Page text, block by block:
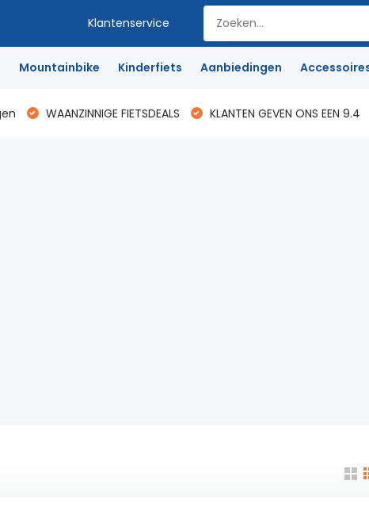
Klantenservice
Mountainbike Kinderfiets Aanbiedingen
WAANZINNIGE FIETSDEALS KLANTEN GEVEN ONS EEN 9.4